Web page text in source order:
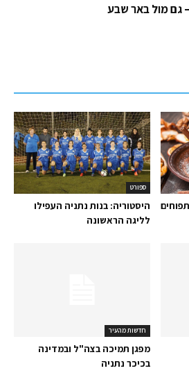
גם מול באר שבע
ספורט
היסטוריה: בנות נתניה העפילו
לליגה הראשונה
חדשות מהעיר
מפגן תמיכה בצה"ל ובמדינה
בכיכר נתניה